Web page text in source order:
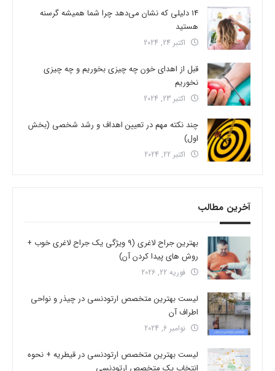
14 دلیلی که نشان می‌دهد چرا شما همیشه گرسنه
هستید
اکتبر 24, 2024
قبل از اهدای خون چه چیزی بخوریم و چه چیزی
نخوریم
اکتبر 23, 2024
چند نکته مهم در تعیین اهداف و رشد شخصی (بخش
اول)
اکتبر 22, 2024
آخرین مطالب
بهترین جراح لاغری (9 ویژگی یک جراح لاغری خوب +
روش های پیدا کردن آن)
فوریه 22, 2026
لیست بهترین متخصص ارتودنسی در چیذر و نواحی
اطراف آن
نوامبر 6, 2024
لیست بهترین متخصص ارتودنسی در قیطریه + نحوه